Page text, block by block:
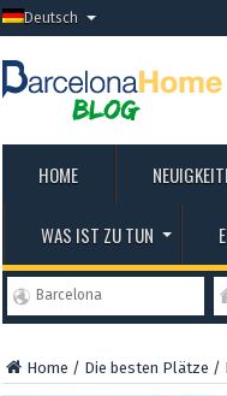
Deutsch
HOME
WAS IST ZU TUN
Barcelona
Home / Die besten Plätze /